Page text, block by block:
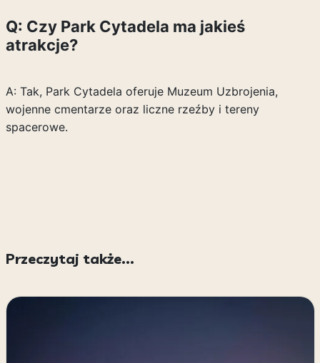
Q: Czy Park Cytadela ma jakieś
atrakcje?
A: Tak, Park Cytadela oferuje Muzeum Uzbrojenia,
wojenne cmentarze oraz liczne rzeźby i tereny
spacerowe.
Przeczytaj także...